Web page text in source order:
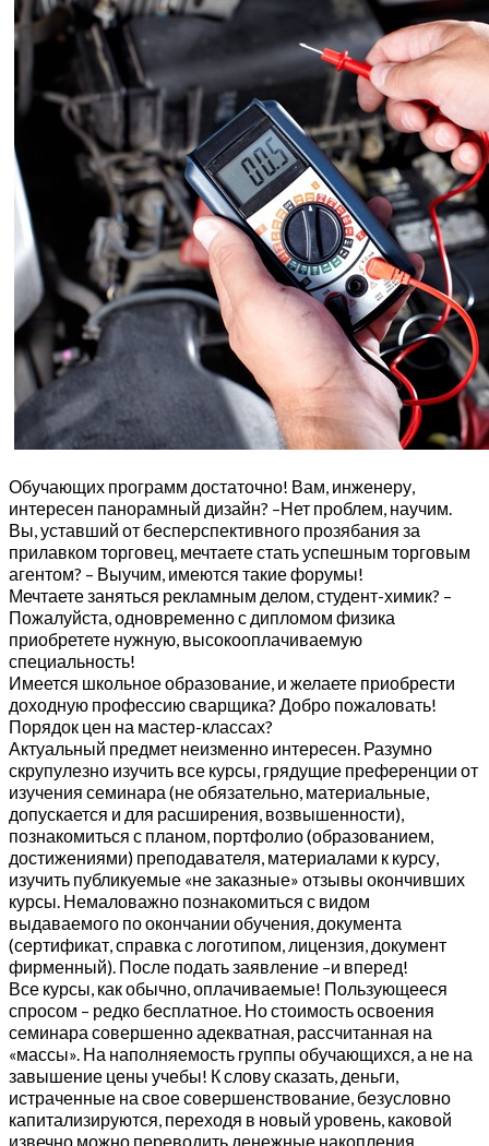
Обучающих программ достаточно! Вам, инженеру,
интересен панорамный дизайн? –Нет проблем, научим.
Вы, уставший от бесперспективного прозябания за
прилавком торговец, мечтаете стать успешным торговым
агентом? – Выучим, имеются такие форумы!
Мечтаете заняться рекламным делом, студент-химик? –
Пожалуйста, одновременно с дипломом физика
приобретете нужную, высокооплачиваемую
специальность!
Имеется школьное образование, и желаете приобрести
доходную профессию сварщика? Добро пожаловать!
Порядок цен на мастер-классах?
Актуальный предмет неизменно интересен. Разумно
скрупулезно изучить все курсы, грядущие преференции от
изучения семинара (не обязательно, материальные,
допускается и для расширения, возвышенности),
познакомиться с планом, портфолио (образованием,
достижениями) преподавателя, материалами к курсу,
изучить публикуемые «не заказные» отзывы окончивших
курсы. Немаловажно познакомиться с видом
выдаваемого по окончании обучения, документа
(сертификат, справка с логотипом, лицензия, документ
фирменный). После подать заявление –и вперед!
Все курсы, как обычно, оплачиваемые! Пользующееся
спросом – редко бесплатное. Но стоимость освоения
семинара совершенно адекватная, рассчитанная на
«массы». На наполняемость группы обучающихся, а не на
завышение цены учебы! К слову сказать, деньги,
истраченные на свое совершенствование, безусловно
капитализируются, переходя в новый уровень, каковой
извечно можно переводить денежные накопления.